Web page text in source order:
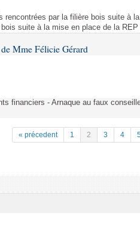
rencontrées par la filière bois suite à
suite à la mise en place de la REP
Mme Félicie Gérard
financiers - Arnaque au faux
« précedent 1 2 3 4